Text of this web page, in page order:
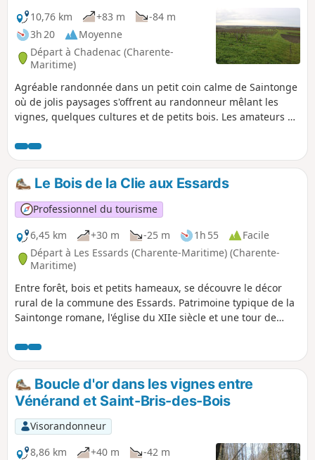
10,76 km
+83 m
-84 m
3h 20
Moyenne
Départ à Chadenac (Charente-
Maritime)
Agréable randonnée dans un petit coin calme de Saintonge
où de jolis paysages s'offrent au randonneur mêlant les
vignes, quelques cultures et de petits bois. Les amateurs de
léger vallonnement de ce secteur.
Le Bois de la Clie aux Essards
Professionnel du tourisme
6,45 km
+30 m -25 m 1h 55
Facile
Départ à Les Essards (Charente-Maritime) (Charente-
Maritime)
Entre forêt, bois et petits hameaux, se découvre le décor
rural de la commune des Essards. Patrimoine typique de la
Saintonge romane, l'église du XIIe siècle et une tour de
naturel.
Boucle d'or dans les vignes entre
Vénérand et Saint-Bris-des-Bois
Visorandonneur
8,86 km
+40 m
-42 m